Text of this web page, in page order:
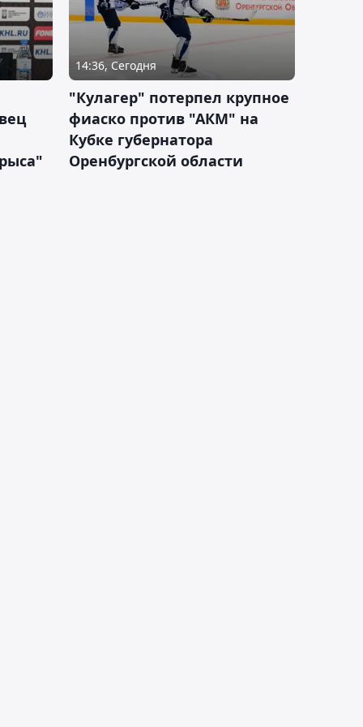
14:36, Сегодня
"Кулагер" потерпел крупное
фиаско против "АКМ" на
Кубке губернатора
Оренбургской области